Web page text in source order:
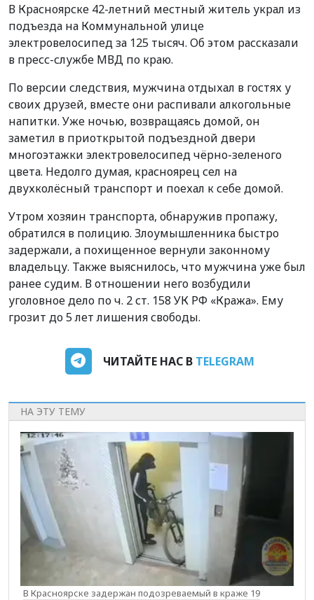
В Красноярске 42-летний местный житель украл из
подъезда на Коммунальной улице
электровелосипед за 125 тысяч. Об этом рассказали
в пресс-службе МВД по краю.
По версии следствия, мужчина отдыхал в гостях у
своих друзей, вместе они распивали алкогольные
напитки. Уже ночью, возвращаясь домой, он
заметил в приоткрытой подъездной двери
многоэтажки электровелосипед чёрно-зеленого
цвета. Недолго думая, красноярец сел на
двухколёсный транспорт и поехал к себе домой.
Утром хозяин транспорта, обнаружив пропажу,
обратился в полицию. Злоумышленника быстро
задержали, а похищенное вернули законному
владельцу. Также выяснилось, что мужчина уже был
ранее судим. В отношении него возбудили
уголовное дело по ч. 2 ст. 158 УК РФ «Кража». Ему
грозит до 5 лет лишения свободы.
ЧИТАЙТЕ НАС В TELEGRAM
НА ЭТУ ТЕМУ
В Красноярске задержан подозреваемый в краже 19